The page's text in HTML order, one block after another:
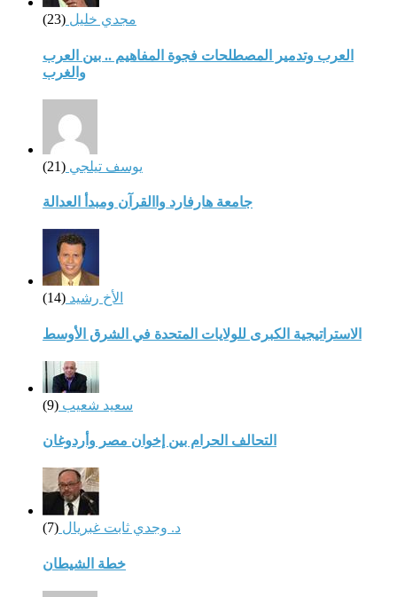
مجدي خليل (23)
العرب وتدمير المصطلحات فجوة المفاهيم .. بين العرب
والغرب
يوسف تيلجي (21)
جامعة هارفارد واالقرآن ومبدأ العدالة
الأخ رشيد (14)
الاستراتيجية الكبرى للولايات المتحدة في الشرق الأوسط
سعيد شعيب (9)
التحالف الحرام بين إخوان مصر وأردوغان
د. وجدي ثابت غبريال (7)
خطة الشيطان